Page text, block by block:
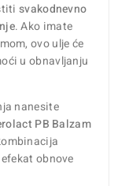
svakodnevno
. Ako imate
ovo ulje će
u obnavljanju
nanesite
PB Balzam
obnove